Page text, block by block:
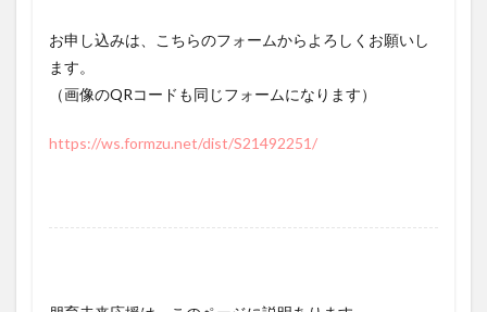
お申し込みは、こちらのフォームからよろしくお願いし
ます。
（画像のQRコードも同じフォームになります）
https://ws.formzu.net/dist/S21492251/